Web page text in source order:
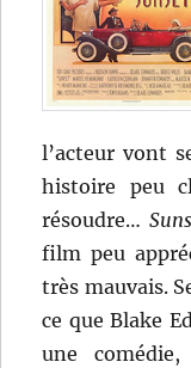
l’acteur vont
histoire peu
résoudre…
film peu
très mauvais.
ce que Blake
une